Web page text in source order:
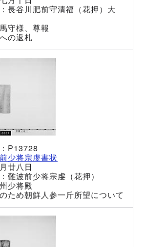
長谷川肥前守清福（花押）大
守様、尊報
の返札
P13728
少将宗虔書状
廿八日
難波前少将宗虔（花押）
少将殿
ため朝鮮人参一斤所望について